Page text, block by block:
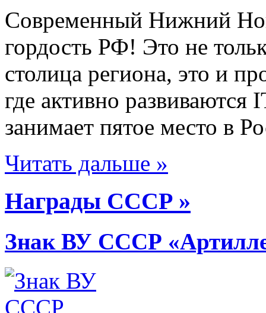
Современный Нижний
гордость РФ! Это не
столица региона, это и
где активно
занимает пятое место в
Читать дальше »
Награды СССР »
Знак ВУ СССР